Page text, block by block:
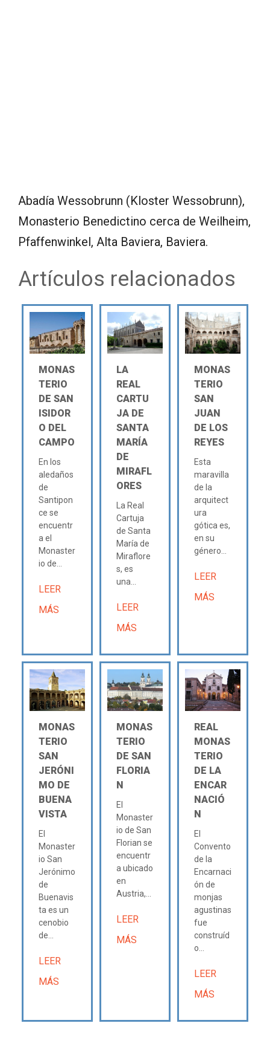
Abadía Wessobrunn (Kloster Wessobrunn),
Monasterio Benedictino cerca de Weilheim,
Pfaffenwinkel, Alta Baviera, Baviera.
Artículos relacionados
MONAS
TERIO
DE SAN
ISIDOR
O DEL
CAMPO
En los
aledaños
de
Santipon
ce se
encuentr
a el
Monaster
io de...
LEER
MÁS
LA
REAL
CARTU
JA DE
SANTA
MARÍA
DE
MIRAFL
ORES
La Real
Cartuja
de Santa
María de
Miraflore
s, es
una...
LEER
MÁS
MONAS
TERIO
SAN
JUAN
DE LOS
REYES
Esta
maravilla
de la
arquitect
ura
gótica es,
en su
género...
LEER
MÁS
MONAS
TERIO
SAN
JERÓNI
MO DE
BUENA
VISTA
El
Monaster
io San
Jerónimo
de
Buenavis
ta es un
cenobio
de...
LEER
MÁS
MONAS
TERIO
DE SAN
FLORIA
N
El
Monaster
io de San
Florian se
encuentr
a ubicado
en
Austria,...
LEER
MÁS
REAL
MONAS
TERIO
DE LA
ENCAR
NACIÓ
N
El
Convento
de la
Encarnaci
ón de
monjas
agustinas
fue
construíd
o...
LEER
MÁS